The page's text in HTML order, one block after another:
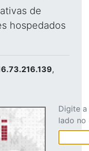
de
hospedados
,
Digite
lado no